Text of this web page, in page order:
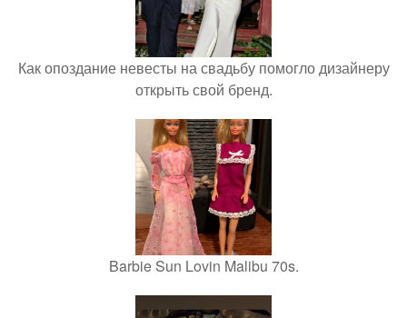
Как опоздание невесты на свадьбу помогло дизайнеру
открыть свой бренд.
Barbie Sun Lovin Malibu 70s.